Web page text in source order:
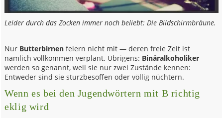
Leider durch das Zocken immer noch beliebt: Die Bildschirmbräune.
Nur Butterbirnen feiern nicht mit — deren freie Zeit ist
nämlich vollkommen verplant. Übrigens: Binäralkoholiker
werden so genannt, weil sie nur zwei Zustände kennen:
Entweder sind sie sturzbesoffen oder völlig nüchtern.
Wenn es bei den Jugendwörtern mit B richtig
eklig wird